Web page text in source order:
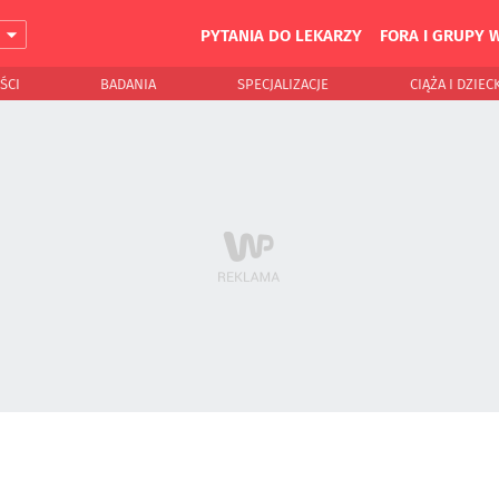
PYTANIA DO LEKARZY FORA I GRUPY
BADANIA SPECJALIZACJE CIĄŻA I